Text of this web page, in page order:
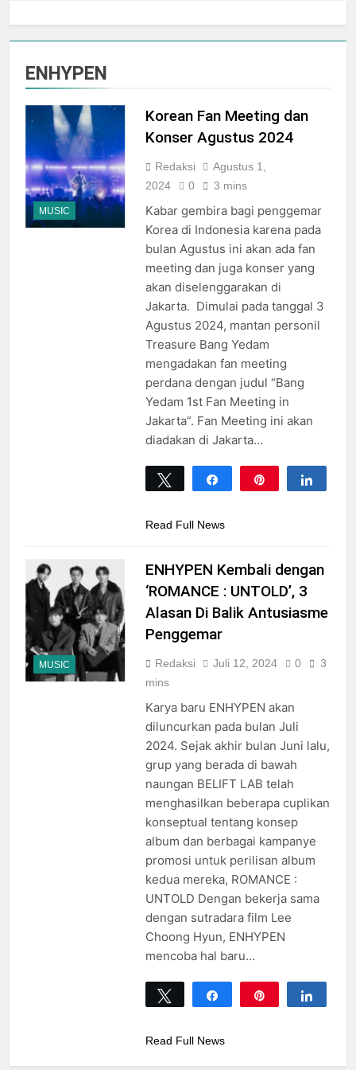
Melalui “INDEPENDENCE
SPIRIT”, Hadirkan Promo
Galeria Mall Sambut Bulan
Negeriku 2026: Perayaan
HUT RI di Malioboro Mall
Juli 31, 2026
Malioboro Hadirkan
kolaborasi Program Belanja
Shopping Festival 2026”
dengan Pesona Malioboro
Juli 31, 2026
SCH Siap Semarakkan
Indonesia Shopping Festival
Hadirkan Diskon Hingga
80%
RESMI DIGELAR, INDONESIA
SHOPPING FESTIVAL 2026
SIAPKAN EVENT MENARIK &
DISKON BELANJA DI LIPPO
PLAZA JOGJA
Juli 31, 2026
Kemeriahan Menyambut
Kemerdekaan RI di
Pakuwon Mall Jogja
Juli 31, 2026
ENHYPEN
MUSIC
Korean Fan Meeting dan
Konser Agustus 2024
Redaksi
Agustus 1,
2024
0 3 mins
Kabar gembira bagi penggemar
Korea di Indonesia karena pada
bulan Agustus ini akan ada fan
meeting dan juga konser yang
akan diselenggarakan di
Jakarta. Dimulai pada tanggal 3
Agustus 2024, mantan personil
Treasure Bang Yedam
mengadakan fan meeting
perdana dengan judul “Bang
Yedam 1st Fan Meeting in
Jakarta”. Fan Meeting ini akan
diadakan di Jakarta…
Tweet Share
Read Full News
MUSIC
ENHYPEN Kembali dengan
‘ROMANCE : UNTOLD’, 3
Alasan Di Balik Antusiasme
Penggemar
Redaksi Juli 12, 2024 0
3
mins
Karya baru ENHYPEN akan
diluncurkan pada bulan Juli
2024. Sejak akhir bulan Juni lalu,
grup yang berada di bawah
naungan BELIFT LAB telah
menghasilkan beberapa cuplikan
konseptual tentang konsep
album dan berbagai kampanye
promosi untuk perilisan album
kedua mereka, ROMANCE :
UNTOLD Dengan bekerja sama
dengan sutradara film Lee
Choong Hyun, ENHYPEN
mencoba hal baru…
Tweet Share
Read Full News